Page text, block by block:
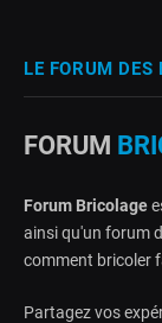
LE FORUM DES
FORUM
Forum Bricolage
ainsi qu'un forum
comment bricoler
Partagez vos